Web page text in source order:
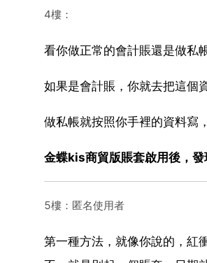
4樓：
看你做正常的會計賬還是做私
如果是會計賬，你就去把這個
做私帳就按照你手裡的資料寫
金蝶kis商貿版賬套啟用後，
5樓：匿名使用者
第一種方法，就像你說的，紅